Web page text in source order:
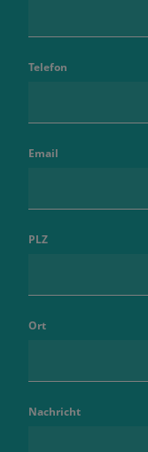
Telefon
Email
PLZ
Ort
Nachricht